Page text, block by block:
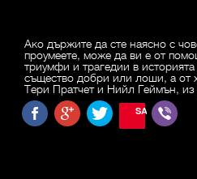
Ако държите да сте наясно с
проумеете, може да ви е от
триумфи и трагедии в
същество добри или лоши, а от
Тери Пратчет и Нийл Геймън,
SAVE